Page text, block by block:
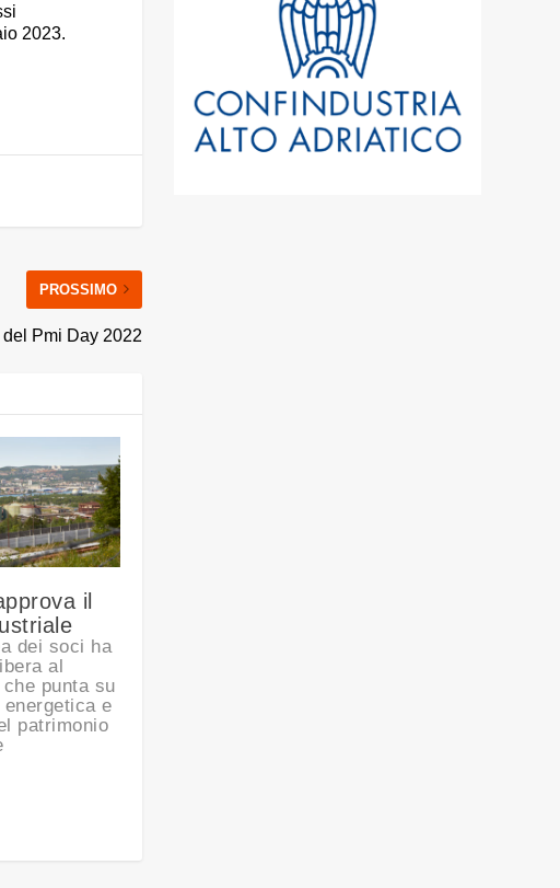
2023.
PROSSIMO
Pmi Day 2022
il
dei soci ha
al
punta su
e
patrimonio